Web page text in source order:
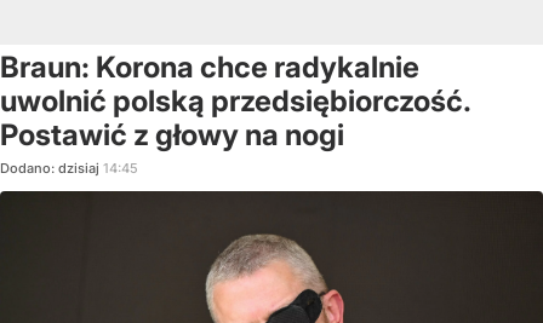
Braun: Korona chce radykalnie
uwolnić polską przedsiębiorczość.
Postawić z głowy na nogi
Dodano: dzisiaj 14:45